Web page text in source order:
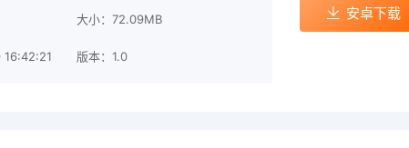
大小：72.09MB
版本：1.0
安卓下载